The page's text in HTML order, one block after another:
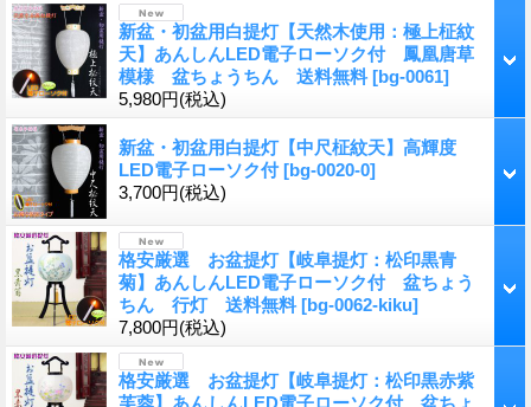
新盆・初盆用白提灯【天然木使用：極上柾紋
天】あんしんLED電子ローソク付 鳳凰唐草
模様 盆ちょうちん 送料無料 [bg-0061]
5,980円(税込)
新盆・初盆用白提灯【中尺柾紋天】高輝度
LED電子ローソク付[bg-0020-0]
3,700円(税込)
格安厳選 お盆提灯【岐阜提灯：松印黒青
菊】あんしんLED電子ローソク付 盆ちょう
ちん 行灯 送料無料 [bg-0062-kiku]
7,800円(税込)
格安厳選 お盆提灯【岐阜提灯：松印黒赤紫